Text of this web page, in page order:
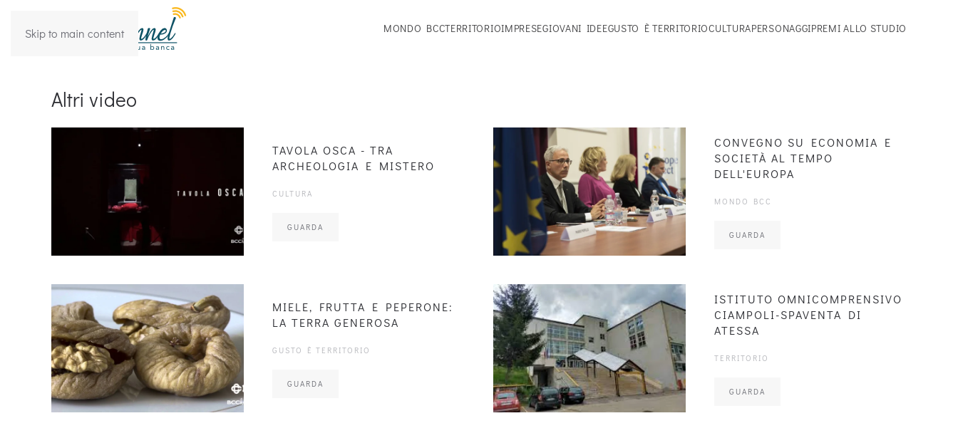
Skip to main content MONDO BCCTERRITORIOIMPRESEGIOVANI IDEEGUSTO È TERRITORIOCULTURAPERSONAGGIPREMI ALLO STUDIO
Altri video
TAVOLA OSCA - TRA
ARCHEOLOGIA E MISTERO
CULTURA
GUARDA
CONVEGNO SU ECONOMIA E
SOCIETÀ AL TEMPO
DELL'EUROPA
MONDO BCC
GUARDA
MIELE, FRUTTA E PEPERONE:
LA TERRA GENEROSA
GUSTO È TERRITORIO
GUARDA
ISTITUTO OMNICOMPRENSIVO
CIAMPOLI-SPAVENTA DI
ATESSA
TERRITORIO
GUARDA